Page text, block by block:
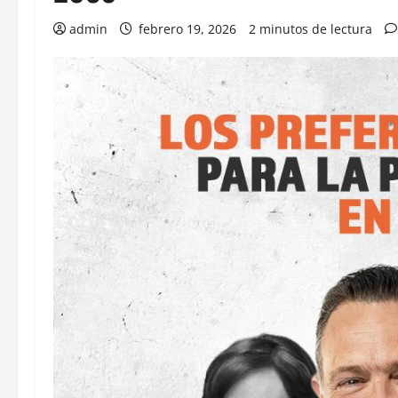
admin febrero 19, 2026 2 minutos de lectura